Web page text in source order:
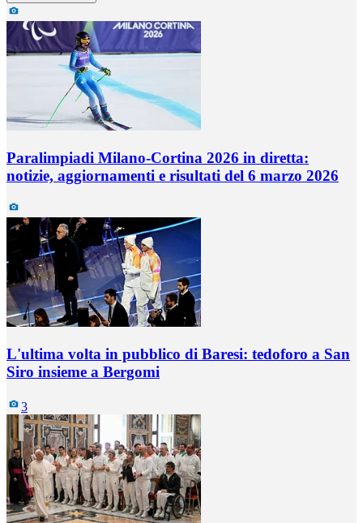
Paralimpiadi Milano-Cortina 2026 in diretta:
notizie, aggiornamenti e risultati del 6 marzo 2026
L'ultima volta in pubblico di Baresi: tedoforo a San
Siro insieme a Bergomi
3